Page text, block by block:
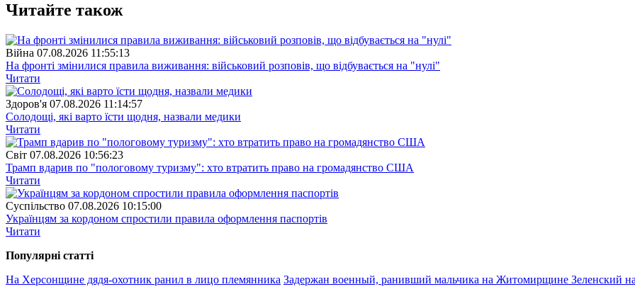
Читайте також
Війна 07.08.2026 11:55:13
На фронті змінилися правила виживання: військовий розповів, що відбувається на "нулі"
Читати
Здоров'я 07.08.2026 11:14:57
Солодощі, які варто їсти щодня, назвали медики
Читати
Свiт 07.08.2026 10:56:23
Трамп вдарив по "пологовому туризму": хто втратить право на громадянство США
Читати
Суспiльство 07.08.2026 10:15:00
Українцям за кордоном спростили правила оформлення паспортів
Читати
Популярнi статтi
На Херсонщине дядя-охотник ранил в лицо племянника Задержан военный, ранивший мальчика на Житомирщине Зеленский